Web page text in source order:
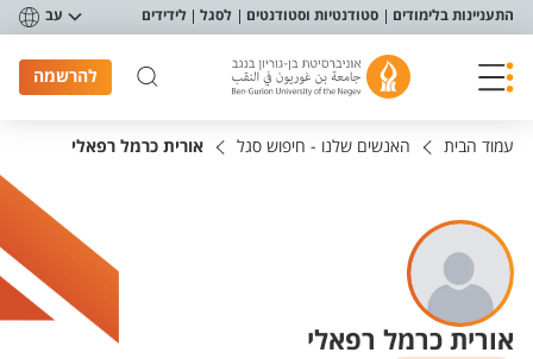
תפריט נגישות
התעניינות בלימודים סטודנטיות וסטודנטים לסגל לידידים עב
להרשמה
עמוד הבית האנשים שלנו - חיפוש סגל אורית כרמל רפאלי
אורית כרמל רפאלי